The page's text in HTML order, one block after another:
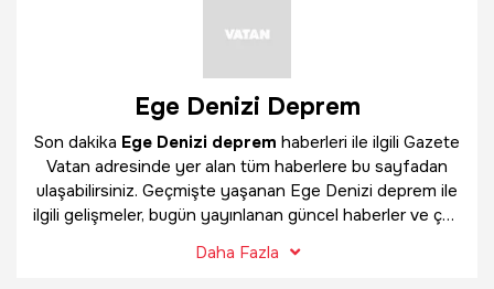
Ege Denizi Deprem
Son dakika Ege Denizi deprem haberleri ile ilgili Gazete
Vatan adresinde yer alan tüm haberlere bu sayfadan
ulaşabilirsiniz. Geçmişte yaşanan Ege Denizi deprem ile
ilgili gelişmeler, bugün yayınlanan güncel haberler ve çok
bulabilirsiniz.
Daha Fazla